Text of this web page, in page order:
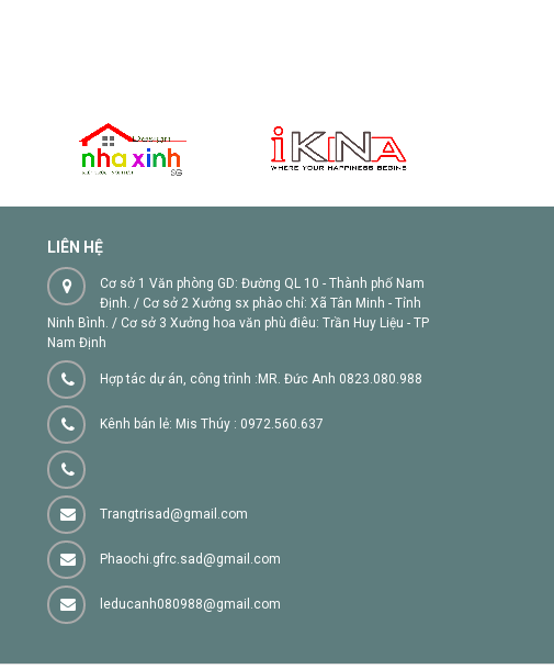
LIÊN HỆ
Cơ sở 1 Văn phòng GD: Đường QL 10 - Thành phố Nam
Định. / Cơ sở 2 Xưởng sx phào chỉ: Xã Tân Minh - Tỉnh
Ninh Bình. / Cơ sở 3 Xưởng hoa văn phù điêu: Trần Huy Liệu - TP
Nam Định
Hợp tác dự án, công trình :MR. Đức Anh 0823.080.988
Kênh bán lẻ: Mis Thúy : 0972.560.637
Trangtrisad@gmail.com
Phaochi.gfrc.sad@gmail.com
leducanh080988@gmail.com